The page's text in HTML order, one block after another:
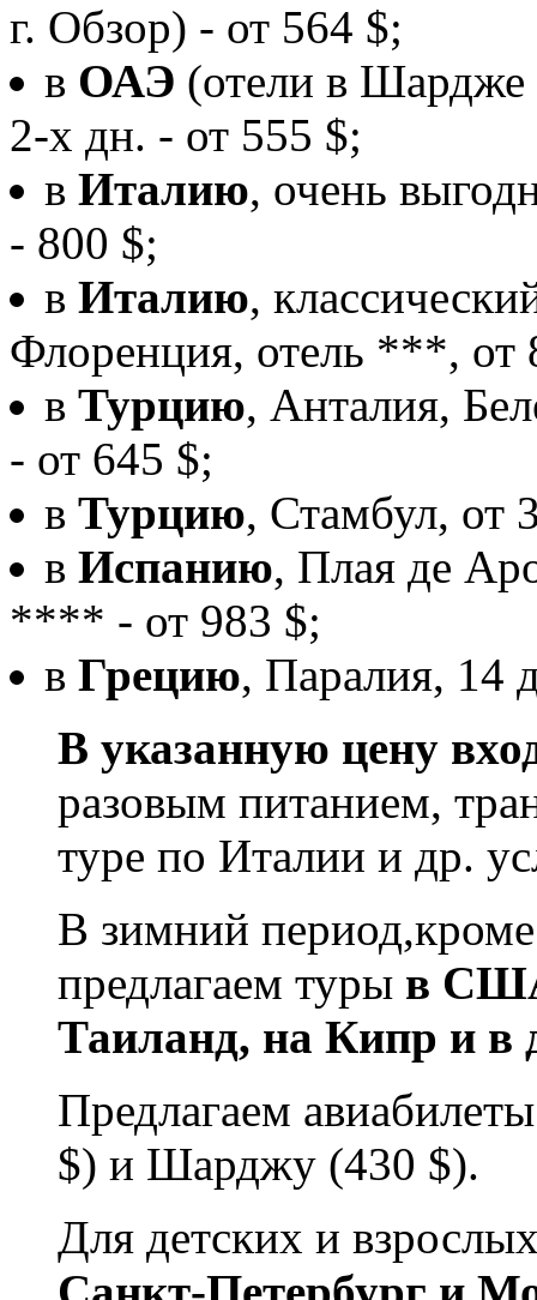
г. Обзор) - от 564 $;
в ОАЭ (отели в Шардже
2-х дн. - от 555 $;
в Италию, очень
- 800 $;
в Италию,
Флоренция, отель ***, от
в Турцию, Анталия,
- от 645 $;
в Турцию, Стамбул, от
в Испанию, Плая де
**** - от 983 $;
в Грецию, Паралия, 14
В указанную цену
разовым питанием,
туре по Италии и др.
В зимний
предлагаем туры в
Таиланд, на Кипр и в
Предлагаем
$) и Шарджу (430 $).
Для детских и